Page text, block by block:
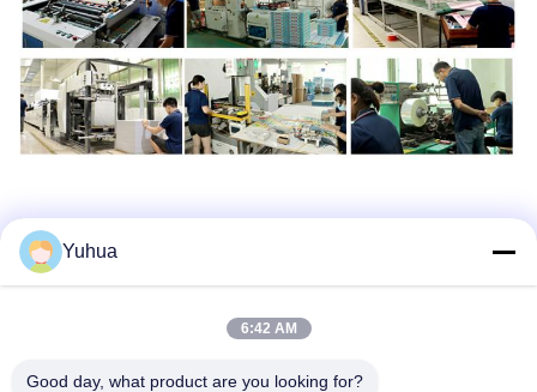
Yuhua
6:42 AM
Good day, what product are you looking for?